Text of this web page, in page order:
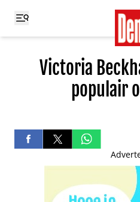
Victoria
populair